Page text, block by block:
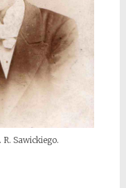
Sawickiego.